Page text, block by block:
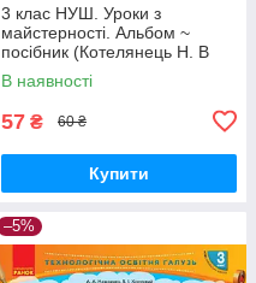
3 клас НУШ. Уроки з
майстерності. Альбом ~
посібник (Котелянець Н. В
,Агєєва О. В., ), Грамота
В наявності
57 ₴ 60 ₴
Купити
–5%